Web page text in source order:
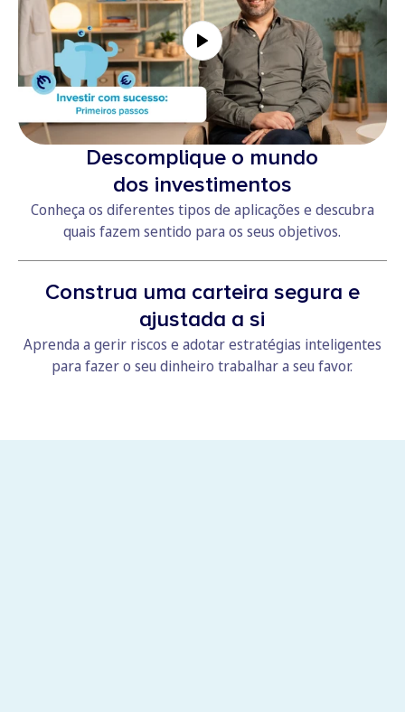
Descomplique o mundo
dos investimentos
Conheça os diferentes tipos de aplicações e descubra
quais fazem sentido para os seus objetivos.
Construa uma carteira segura e
ajustada a si
Aprenda a gerir riscos e adotar estratégias inteligentes
para fazer o seu dinheiro trabalhar a seu favor.